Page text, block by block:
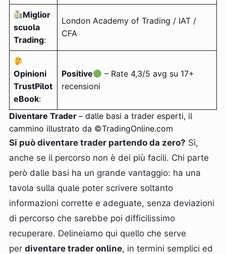
Miglior
scuola
Trading:
London Academy of Trading / IAT /
CFA
Opinioni
TrustPilot
eBook:
Positive
– Rate 4,3/5 avg su 17+
recensioni
Diventare Trader – dalle basi a trader esperti, il
cammino illustrato da ©TradingOnline.com
Si può diventare trader partendo da zero? Sì,
anche se il percorso non è dei più facili. Chi parte
però dalle basi ha un grande vantaggio: ha una
tavola sulla quale poter scrivere soltanto
informazioni corrette e adeguate, senza deviazioni
di percorso che sarebbe poi difficilissimo
recuperare. Delineiamo qui quello che serve
per diventare trader online, in termini semplici ed